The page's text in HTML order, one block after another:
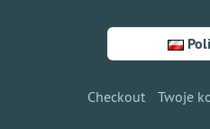
Checkout Twoje